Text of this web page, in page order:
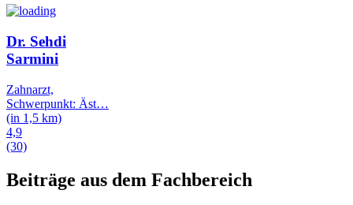
Dr. Sehdi
Sarmini
Zahnarzt,
Schwerpunkt: Äst…
(in 1,5 km)
4,9
(30)
Beiträge aus dem Fachbereich